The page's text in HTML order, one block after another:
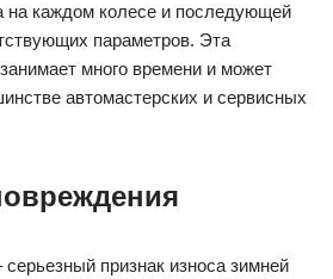
на каждом колесе и последующей
параметров. Эта
много времени и может
автомастерских и сервисных
серьезный признак износа зимней